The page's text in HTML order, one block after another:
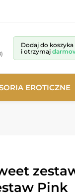
Dodaj do koszyka
i otrzymaj
EROTICZNE
Pink